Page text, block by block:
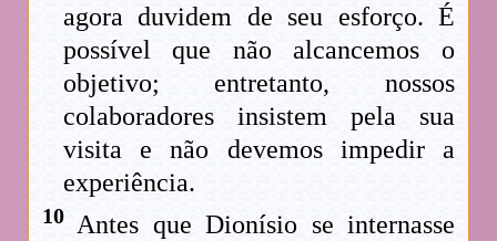
agora duvidem de seu esforço. É
possível que não alcancemos o
objetivo; entretanto, nossos
colaboradores insistem pela sua
visita e não devemos impedir a
experiência.
10 Antes que Dionísio se internasse